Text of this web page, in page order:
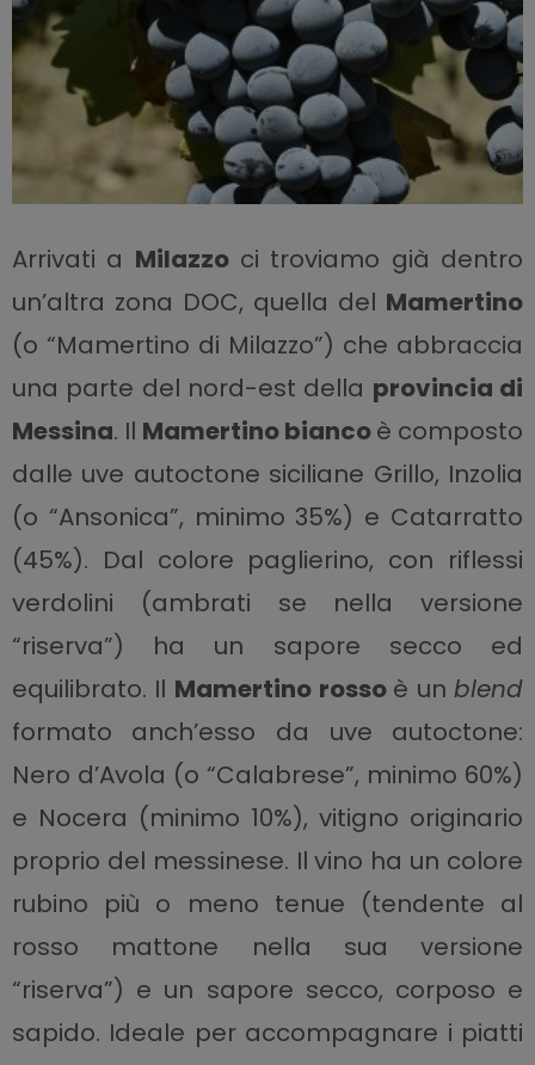
Arrivati a Milazzo ci troviamo già dentro
un’altra zona DOC, quella del Mamertino
(o “Mamertino di Milazzo”) che abbraccia
una parte del nord-est della provincia di
Messina. Il Mamertino biancoè composto
dalle uve autoctone siciliane Grillo, Inzolia
(o “Ansonica”, minimo 35%) e Catarratto
(45%). Dal colore paglierino, con riflessi
verdolini (ambrati se nella versione
“riserva”) ha un sapore secco ed
equilibrato. Il Mamertino rosso è unblend
formato anch’esso da uve autoctone:
Nero d’Avola (o “Calabrese”, minimo 60%)
e Nocera (minimo 10%), vitigno originario
proprio del messinese. Il vino ha un colore
rubino più o meno tenue (tendente al
rosso mattone nella sua versione
“riserva”) e un sapore secco, corposo e
sapido. Ideale per accompagnare i piatti